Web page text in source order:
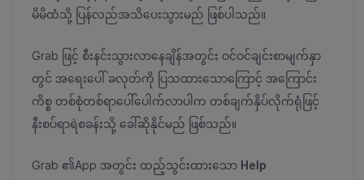
မိမိထံသို့ ပြန်လည်အသိပေးသွားမည် ဖြစ်ပါသည်။
Grab ဖြင့် စီးနင်းသွားလာနေချိန်အတွင်း ဝင်ဝင်ချင်းစာမျက်နှာ
တွင် အရေးပေါ် ခလုတ်ကို ပြသထားသောကြောင့် အကြောင်း
ကိစ္စ တစ်စုံတစ်ရာပေါ်ပေါက်လာပါက တစ်ချက်နှိပ်လိုက်ရုံဖြင့်
နီးစပ်ရာရဲစခန်းသို့ ခေါ်ဆိုနိုင်မည် ဖြစ်သည်။
Grab ၏App အတွင်း ထည့်သွင်းထားသော Help